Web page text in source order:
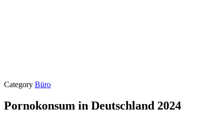
Category Büro
Pornokonsum in Deutschland 2024